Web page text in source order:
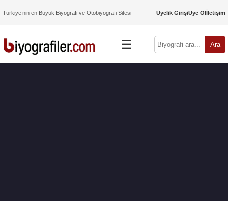
Türkiye’nin en Büyük Biyografi ve Otobiyografi Sitesi Üyelik GirişiÜye Olİletişim
☰ Ara